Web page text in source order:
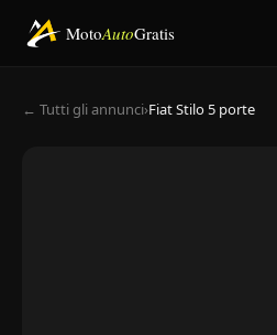
MotoAutoGratis
← Tutti gli annunci›Fiat Stilo 5 porte